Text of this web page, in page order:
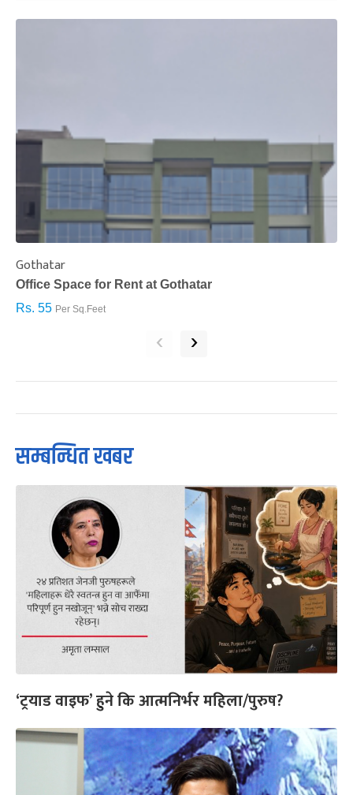
Gothatar
Office Space for Rent at Gothatar
Rs. 55 Per Sq.Feet
‹ ›
सम्बन्धित खबर
‘ट्रयाड वाइफ’ हुने कि आत्मनिर्भर महिला/पुरुष?